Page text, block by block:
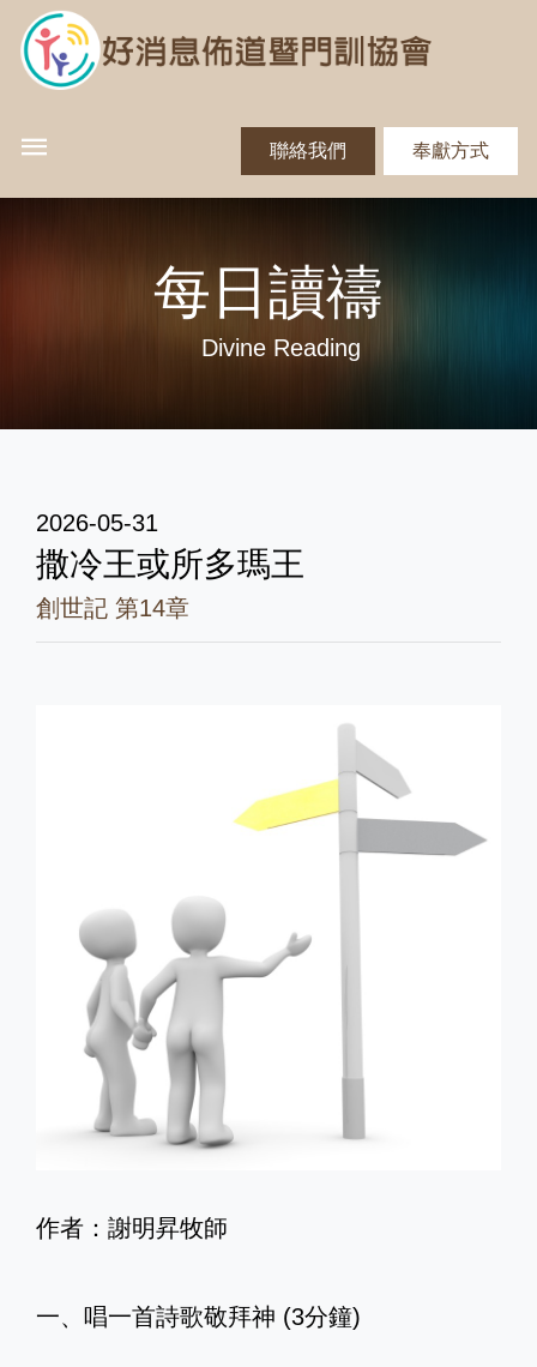
聯絡我們 奉獻方式
每日讀禱
Divine Reading
2026-05-31
撒冷王或所多瑪王
創世記 第14章
作者：謝明昇牧師
一、唱一首詩歌敬拜神 (3分鐘)